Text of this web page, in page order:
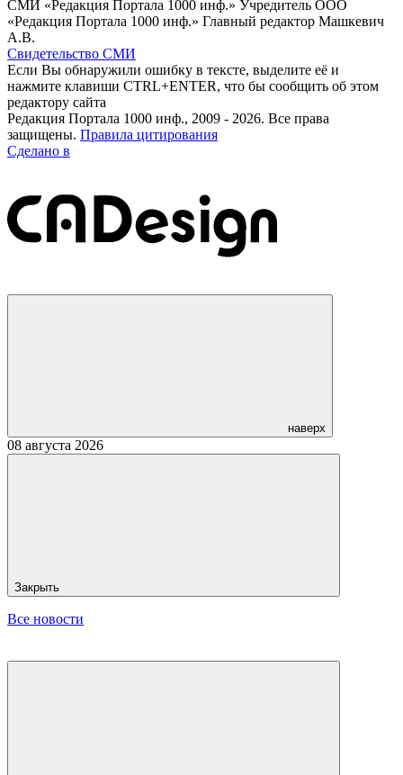
СМИ «Редакция Портала 1000 инф.» Учредитель ООО
«Редакция Портала 1000 инф.» Главный редактор Машкевич
А.В.
Свидетельство СМИ
Если Вы обнаружили ошибку в тексте, выделите её и
нажмите клавиши CTRL+ENTER, что бы сообщить об этом
редактору сайта
Редакция Портала 1000 инф., 2009 - 2026. Все права
защищены. Правила цитирования
Сделано в
наверх
08 августа 2026
Закрыть
Все новости